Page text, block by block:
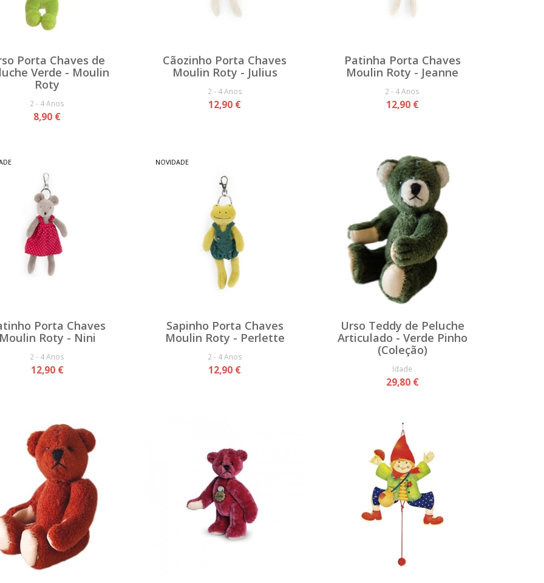
Porta Chaves de
Verde - Moulin
Roty
2 - 4 Anos
8,90 €
Cãozinho Porta Chaves
Moulin Roty - Julius
2 - 4 Anos
12,90 €
Patinha Porta Chaves
Moulin Roty - Jeanne
2 - 4 Anos
12,90 €
Porta Chaves
Roty - Nini
2 - 4 Anos
12,90 €
NOVIDADE
Sapinho Porta Chaves
Moulin Roty - Perlette
2 - 4 Anos
12,90 €
Urso Teddy de Peluche
Articulado - Verde Pinho
(Coleção)
Idade
29,80 €